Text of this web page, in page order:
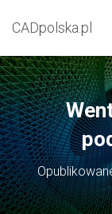
CADpolska.pl